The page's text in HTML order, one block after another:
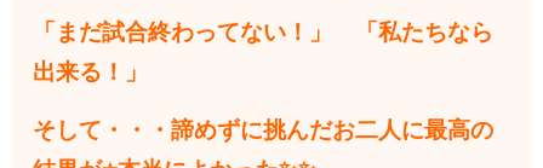
「まだ試合終わってない！」 「私たちなら
出来る！」
そして・・・諦めずに挑んだお二人に最高の